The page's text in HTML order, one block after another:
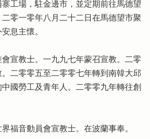
工場，駐金邊市，並定期前往馬德望
零一零年八月二十二日在馬德望市聚
息主懷。
宣教士。一九九七年蒙召宣教。二零
二零零五至二零零七年轉到南韓大邱
國勞工及青年人。二零零九年轉往創
福音動員會宣教士。在波蘭事奉。